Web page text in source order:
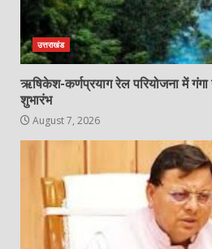
उत्तराखंड
ऋषिकेश-कर्णप्रयाग रेल परियोजना में
शुभारंभ
August 7, 2026